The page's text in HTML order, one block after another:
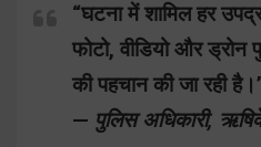
“घटना में शामिल हर
फोटो, वीडियो और
की पहचान की जा रही
— पुलिस अधिकारी,